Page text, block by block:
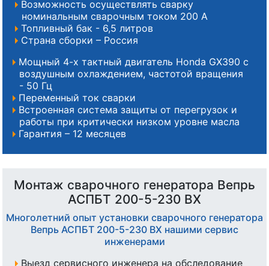
Возможность осуществлять сварку
номинальным сварочным током 200 А
Топливный бак - 6,5 литров
Страна сборки – Россия
Мощный 4-х тактный двигатель Honda GX390 с
воздушным охлаждением, частотой вращения
- 50 Гц
Переменный ток сварки
Встроенная система защиты от перегрузок и
работы при критически низком уровне масла
Гарантия – 12 месяцев
Монтаж сварочного генератора Вепрь
АСПБТ 200-5-230 ВХ
Многолетний опыт установки сварочного генератора
Вепрь АСПБТ 200-5-230 ВХ нашими сервис
инженерами
Выезд сервисного инженера на обследование